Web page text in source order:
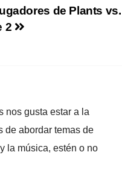
de Plants vs.
2
nos gusta estar a la
de abordar temas de
la música, estén o no